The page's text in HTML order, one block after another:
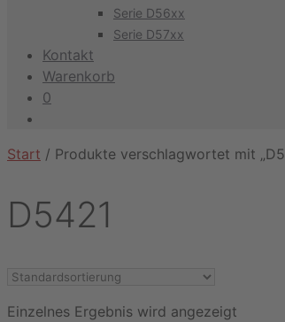
Serie D56xx
Serie D57xx
Kontakt
Warenkorb
0
Start / Produkte verschlagwortet mit
D5421
Einzelnes Ergebnis wird angezeigt